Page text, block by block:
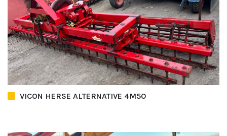
VICON HERSE ALTERNATIVE 4M50